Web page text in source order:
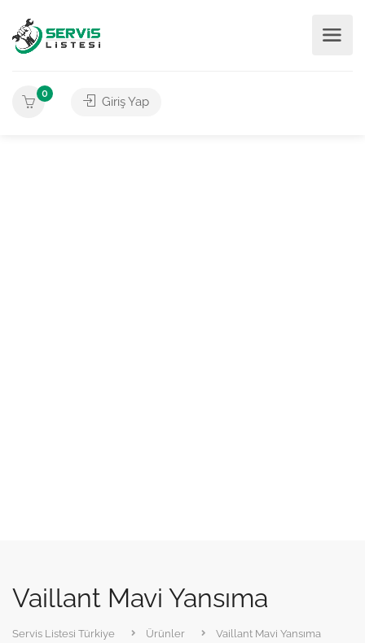
0
Giriş Yap
Vaillant Mavi Yansıma
Servis Listesi Türkiye Ürünler Vaillant Mavi Yansıma